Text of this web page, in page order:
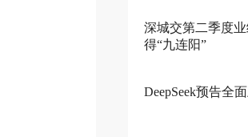
深城交第二季度
得“九连阳”
DeepSeek预告全